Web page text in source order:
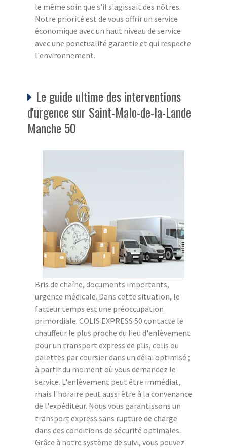
le même soin que s'il s'agissait des nôtres.
Notre priorité est de vous offrir un service
économique avec un haut niveau de service
avec une ponctualité garantie et qui respecte
l'environnement.
Le guide ultime des interventions
d'urgence sur Saint-Malo-de-la-Lande
Manche 50
Bris de chaîne, documents importants,
urgence médicale. Dans cette situation, le
facteur temps est une préoccupation
primordiale. COLIS EXPRESS 50 contacte le
chauffeur le plus proche du lieu d'enlèvement
pour un transport express de plis, colis ou
palettes par coursier dans un délai optimisé ;
à partir du moment où vous demandez le
service. L'enlèvement peut être immédiat,
mais l'horaire peut aussi être à la convenance
de l'expéditeur. Nous vous garantissons un
transport express sans rupture de charge
dans des conditions de sécurité optimales.
Grâce à notre système de suivi, vous pouvez